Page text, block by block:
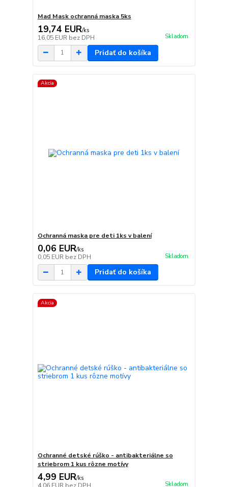
Mad Mask ochranná maska 5ks
19,74 EUR/ks
16,05 EUR bez DPH Skladom
Pridať do košíka
Akcia
Ochranná maska pre deti 1ks v balení
0,06 EUR/ks
0,05 EUR bez DPH Skladom
Pridať do košíka
Akcia
Ochranné detské rúško - antibakteriálne so
striebrom 1 kus rôzne motívy
4,99 EUR/ks
4,06 EUR bez DPH Skladom